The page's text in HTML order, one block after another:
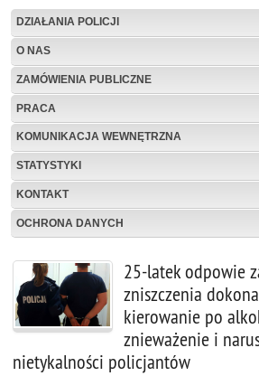
DZIAŁANIA POLICJI
O NAS
ZAMÓWIENIA PUBLICZNE
PRACA
KOMUNIKACJA WEWNĘTRZNA
STATYSTYKI
KONTAKT
OCHRONA DANYCH
25-latek odpowie
zniszczenia
kierowanie po
znieważenie i
nietykalności policjantów